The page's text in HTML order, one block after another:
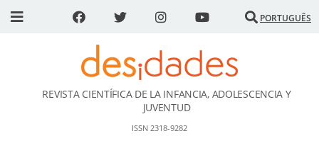
PORTUGUÊS
DESidades
REVISTA CIENTÍFICA DE LA INFANCIA, ADOLESCENCIA Y
JUVENTUD
ISSN 2318-9282